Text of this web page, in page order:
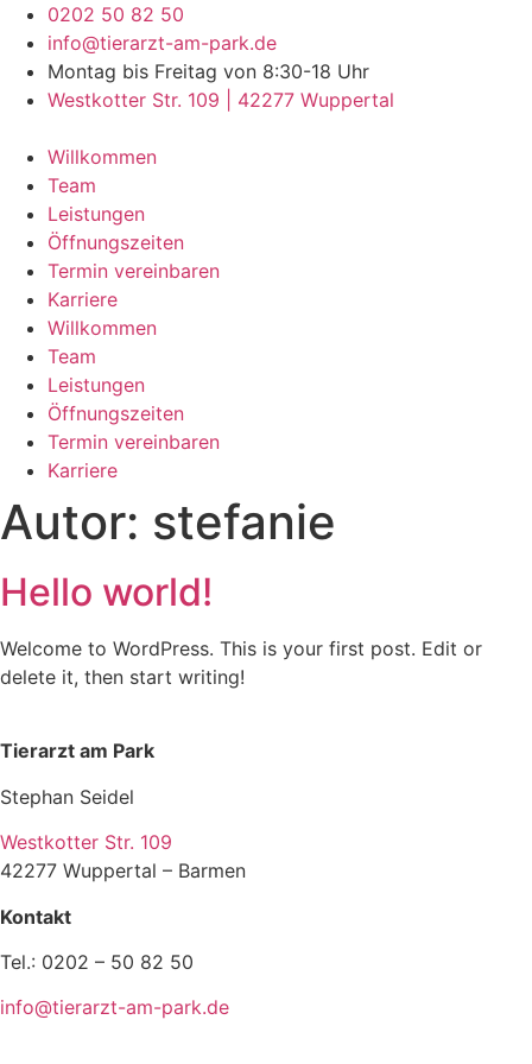
Zum
Inhalt
wechseln
0202 50 82 50
info@tierarzt-am-park.de
Montag bis Freitag von 8:30-18 Uhr
Westkotter Str. 109 | 42277 Wuppertal
Willkommen
Team
Leistungen
Öffnungszeiten
Termin vereinbaren
Karriere
Willkommen
Team
Leistungen
Öffnungszeiten
Termin vereinbaren
Karriere
Autor: stefanie
Hello world!
Welcome to WordPress. This is your first post. Edit or
delete it, then start writing!
Tierarzt am Park
Stephan Seidel
Westkotter Str. 109
42277 Wuppertal – Barmen
Kontakt
Tel.: 0202 – 50 82 50
info@tierarzt-am-park.de